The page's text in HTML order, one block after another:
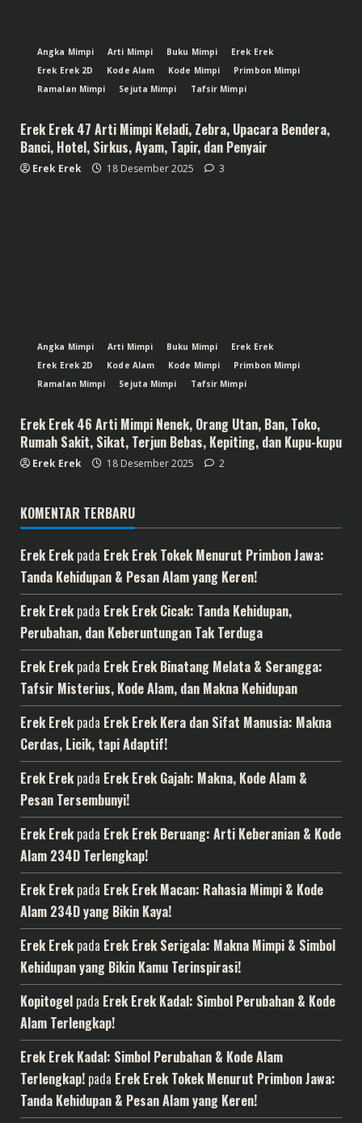
Angka Mimpi Arti Mimpi Buku Mimpi
Erek Erek
Erek Erek 2D
Kode Alam Kode Mimpi
Primbon Mimpi
Ramalan Mimpi
Sejuta Mimpi Tafsir Mimpi
Erek Erek 47 Arti Mimpi Keladi, Zebra, Upacara Bendera,
Banci, Hotel, Sirkus, Ayam, Tapir, dan Penyair
Erek Erek 18 Desember 2025 3
Angka Mimpi Arti Mimpi Buku Mimpi
Erek Erek
Erek Erek 2D
Kode Alam Kode Mimpi
Primbon Mimpi
Ramalan Mimpi
Sejuta Mimpi Tafsir Mimpi
Erek Erek 46 Arti Mimpi Nenek, Orang Utan, Ban, Toko,
Rumah Sakit, Sikat, Terjun Bebas, Kepiting, dan Kupu-kupu
Erek Erek 18 Desember 2025 2
KOMENTAR TERBARU
Erek Erekpada Erek Erek Tokek Menurut Primbon Jawa:
Tanda Kehidupan & Pesan Alam yang Keren!
Erek Erekpada Erek Erek Cicak: Tanda Kehidupan,
Perubahan, dan Keberuntungan Tak Terduga
Erek Erekpada Erek Erek Binatang Melata & Serangga:
Tafsir Misterius, Kode Alam, dan Makna Kehidupan
Erek Erekpada Erek Erek Kera dan Sifat Manusia: Makna
Cerdas, Licik, tapi Adaptif!
Erek Erekpada Erek Erek Gajah: Makna, Kode Alam &
Pesan Tersembunyi!
Erek Erekpada Erek Erek Beruang: Arti Keberanian & Kode
Alam 234D Terlengkap!
Erek Erekpada Erek Erek Macan: Rahasia Mimpi & Kode
Alam 234D yang Bikin Kaya!
Erek Erekpada Erek Erek Serigala: Makna Mimpi & Simbol
Kehidupan yang Bikin Kamu Terinspirasi!
Kopitogel pada Erek Erek Kadal: Simbol Perubahan & Kode
Alam Terlengkap!
Erek Erek Kadal: Simbol Perubahan & Kode Alam
Terlengkap! pada Erek Erek Tokek Menurut Primbon Jawa:
Tanda Kehidupan & Pesan Alam yang Keren!